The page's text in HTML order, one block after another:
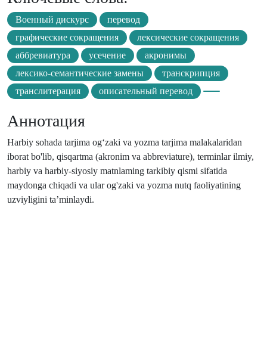
Военный дискурс
перевод
графические сокращения
лексические сокращения
аббревиатура
усечение
акронимы
лексико-семантические замены
транскрипция
транслитерация
описательный перевод
Аннотация
Harbiy sohada tarjima og‘zaki va yozma tarjima malakalaridan
iborat bo'lib, qisqartma (akronim va abbreviature), terminlar ilmiy,
harbiy va harbiy-siyosiy matnlaming tarkibiy qismi sifatida
maydonga chiqadi va ular og'zaki va yozma nutq faoliyatining
uzviyligini ta’minlaydi.